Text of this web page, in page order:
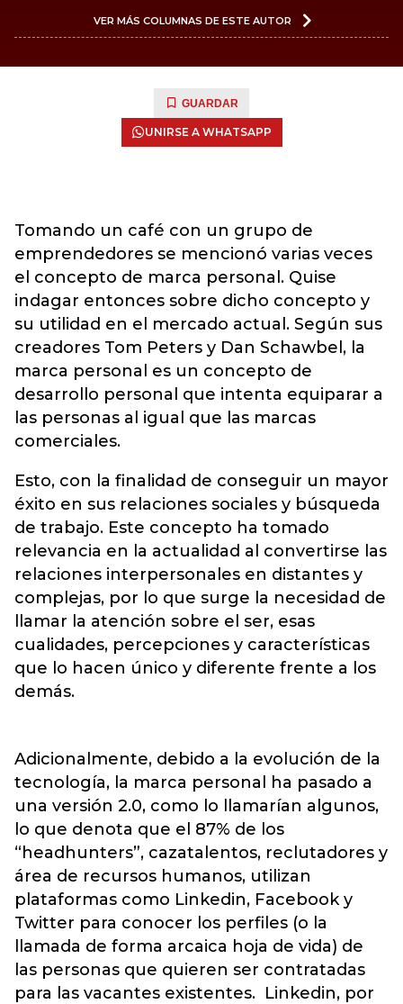
VER MÁS COLUMNAS DE ESTE AUTOR
GUARDAR
UNIRSE A WHATSAPP
Tomando un café con un grupo de
emprendedores se mencionó varias veces
el concepto de marca personal. Quise
indagar entonces sobre dicho concepto y
su utilidad en el mercado actual. Según sus
creadores Tom Peters y Dan Schawbel, la
marca personal es un concepto de
desarrollo personal que intenta equiparar a
las personas al igual que las marcas
comerciales.
Esto, con la finalidad de conseguir un mayor
éxito en sus relaciones sociales y búsqueda
de trabajo. Este concepto ha tomado
relevancia en la actualidad al convertirse las
relaciones interpersonales en distantes y
complejas, por lo que surge la necesidad de
llamar la atención sobre el ser, esas
cualidades, percepciones y características
que lo hacen único y diferente frente a los
demás.
Adicionalmente, debido a la evolución de la
tecnología, la marca personal ha pasado a
una versión 2.0, como lo llamarían algunos,
lo que denota que el 87% de los
“headhunters”, cazatalentos, reclutadores y
área de recursos humanos, utilizan
plataformas como Linkedin, Facebook y
Twitter para conocer los perfiles (o la
llamada de forma arcaica hoja de vida) de
las personas que quieren ser contratadas
para las vacantes existentes. Linkedin, por